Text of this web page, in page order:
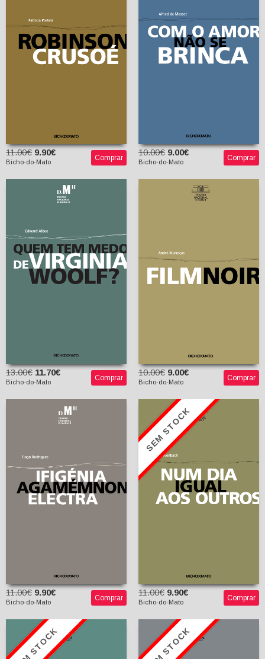
11.00€ 9.90€
Bicho-do-Mato Comprar
Brinca
Alfred de Musset
Magda Bigotte de
Figueiredo (tradutor)
10.00€ 9.00€
Bicho-do-Mato Comprar
Edward Albee
Ana Luísa Guimarães e
Miguel Granja (trads.)
13.00€ 11.70€
Bicho-do-Mato Comprar
10.00€ 9.00€
Bicho-do-Mato Comprar
Tiago Rodrigues
11.00€ 9.90€
Bicho-do-Mato Comprar
SEM STOCK
Num dia igual aos
John Kolvenbach
Gonçalo Waddington
(trad.)
11.00€ 9.90€
Bicho-do-Mato Comprar
O Homem-Elefante